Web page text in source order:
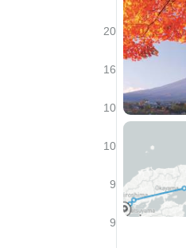
20
16
10
10
9
9